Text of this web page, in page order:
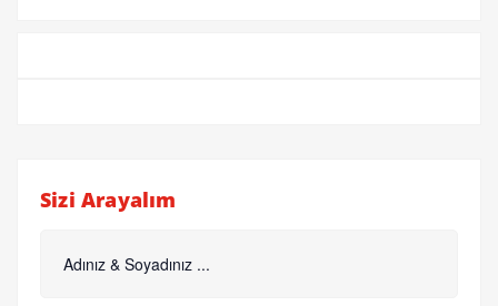
Sizi Arayalım